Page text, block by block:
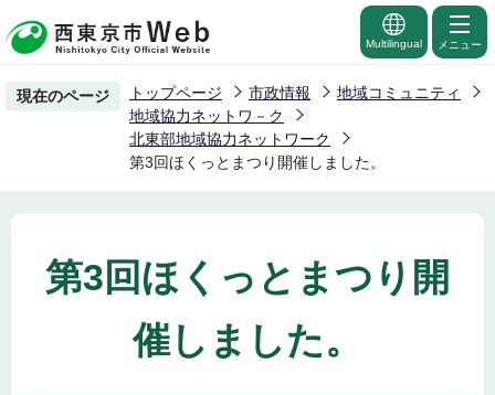
の
ー
先
頭
Multilingual メニュー
現在のページ トップページ 市政情報
地域コミュニティ
地域協力ネットワ－ク
北東部地域協力ネットワーク
第3回ほくっとまつり開催しました。
第3回ほくっとまつり開
催しました。